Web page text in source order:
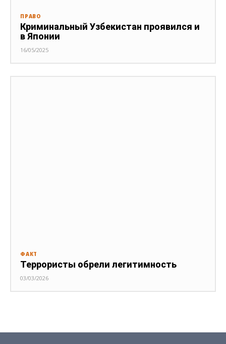
ПРАВО
Криминальный Узбекистан проявился и
в Японии
16/05/2025
ФАКТ
Террористы обрели легитимность
03/03/2026